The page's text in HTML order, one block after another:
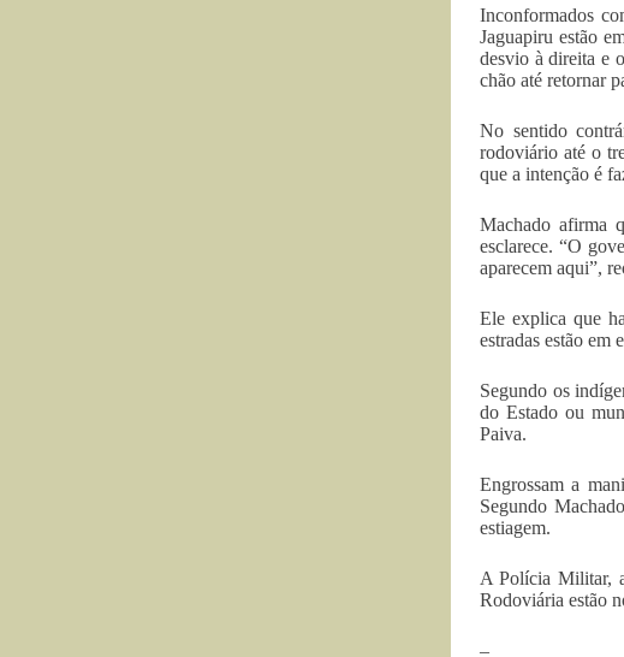
Inconformados
Jaguapiru estão
desvio à direita e
chão até retornar
No sentido
rodoviário até o
que a intenção é
Machado afirma
esclarece. “O
aparecem aqui”,
Ele explica que
estradas estão em
Segundo os
do Estado ou
Paiva.
Engrossam a
Segundo
estiagem.
A Polícia Militar,
Rodoviária estão
–